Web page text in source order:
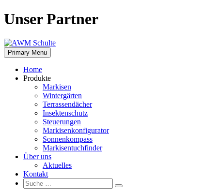
Skip
to
Unser Partner
Primary Menu
Home
Produkte
Markisen
Wintergärten
Terrassendächer
Insektenschutz
Steuerungen
Markisenkonfigurator
Sonnenkompass
Markisentuchfinder
Über uns
Aktuelles
Kontakt
Suche:
Suche